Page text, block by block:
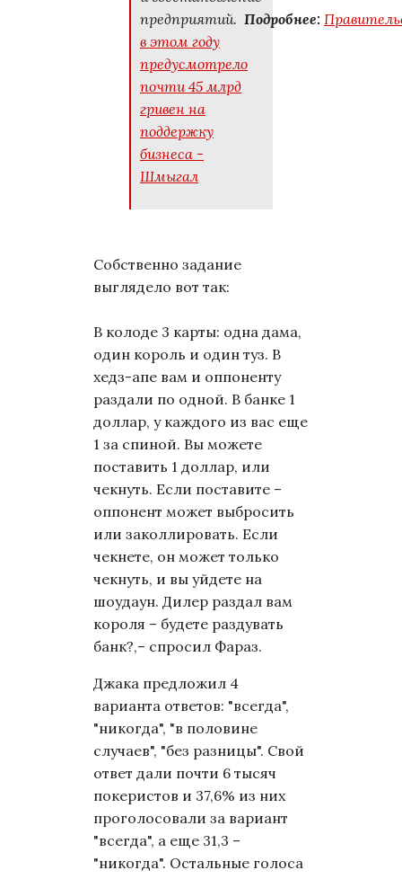
предприятий. Подробнее:
в этом году
предусмотрело
почти 45 млрд
гривен на
поддержку
бизнеса -
Шмыгал
Собственно задание
выглядело вот так:
В колоде 3 карты: одна дама,
один король и один туз. В
хедз-апе вам и оппоненту
раздали по одной. В банке 1
доллар, у каждого из вас еще
1 за спиной. Вы можете
поставить 1 доллар, или
чекнуть. Если поставите –
оппонент может выбросить
или заколлировать. Если
чекнете, он может только
чекнуть, и вы уйдете на
шоудаун. Дилер раздал вам
короля – будете раздувать
банк?,– спросил Фараз.
Джака предложил 4
варианта ответов: "всегда",
"никогда", "в половине
случаев", "без разницы". Свой
ответ дали почти 6 тысяч
покеристов и 37,6% из них
проголосовали за вариант
"всегда", а еще 31,3 –
"никогда". Остальные голоса